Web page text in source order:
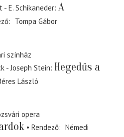
E. Schikaneder A
Tompa Gábor
színház
- Joseph Stein Hegedűs a
László
opera
Rendező
Némedi